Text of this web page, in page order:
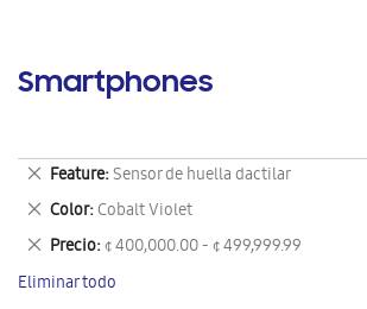
Smartphones
Feature Sensor de huella dactilar
Eliminar
este
artículo
Color Cobalt Violet
Eliminar
este
artículo
Precio ¢ 400,000.00 - ¢ 499,999.99
Eliminar
este
artículo
Eliminar todo